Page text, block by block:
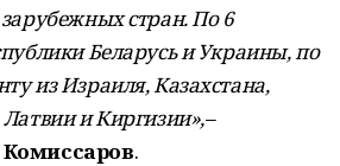
стран. По 6
Беларусь и Украины, по
из Израиля, Казахстана,
и Киргизии»,–
.